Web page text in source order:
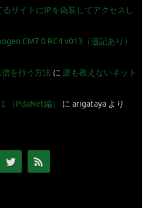
サイトにIPを偽装してアクセスし
CM7.0 RC4 v013（追記あり）
を行う方法 に 誰も教えないネット
（PdaNet編）
に arigataya より